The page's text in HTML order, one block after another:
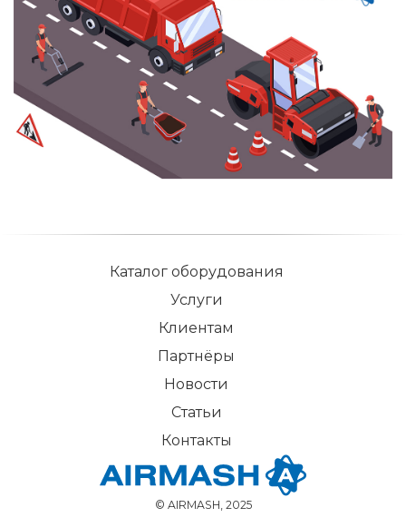
© AIRMASH, 2025
Каталог оборудования
Услуги
Клиентам
Партнёры
Новости
Статьи
Контакты